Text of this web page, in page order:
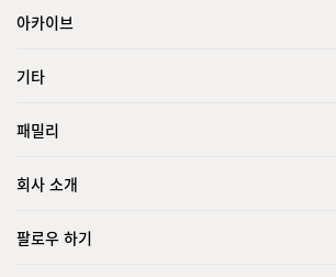
아카이브
기타
패밀리
회사 소개
팔로우 하기